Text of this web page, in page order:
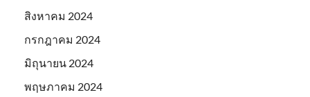
สิงหาคม 2024
กรกฎาคม 2024
มิถุนายน 2024
พฤษภาคม 2024